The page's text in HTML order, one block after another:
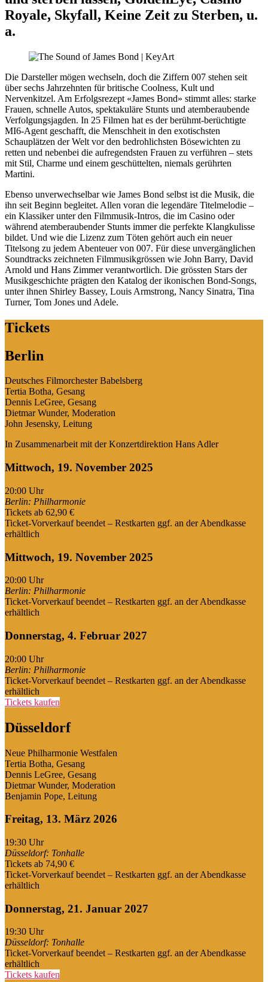
Royale, Skyfall, Keine Zeit zu Sterben, u.
a.
Die Darsteller mögen wechseln, doch die Ziffern 007 stehen seit
über sechs Jahrzehnten für britische Coolness, Kult und
Nervenkitzel. Am Erfolgsrezept «James Bond» stimmt alles: starke
Frauen, schnelle Autos, spektakuläre Stunts und atemberaubende
Verfolgungsjagden. In 25 Filmen hat es der berühmt-berüchtigte
MI6-Agent geschafft, die Menschheit in den exotischsten
Schauplätzen der Welt vor den bedrohlichsten Bösewichten zu
retten und nebenbei die aufregendsten Frauen zu verführen – stets
mit Stil, Charme und einem geschüttelten, niemals gerührten
Martini.
Ebenso unverwechselbar wie James Bond selbst ist die Musik, die
ihn seit Beginn begleitet. Allen voran die legendäre Titelmelodie –
ein Klassiker unter den Filmmusik-Intros, die im Casino oder
während atemberaubender Stunts immer die perfekte Klangkulisse
bildet. Und wie die Lizenz zum Töten gehört auch ein neuer
Titelsong zu jedem Abenteuer von 007. Für diese unvergänglichen
Soundtracks zeichneten Filmmusikgrössen wie John Barry, David
Arnold und Hans Zimmer verantwortlich. Die grössten Stars der
Musikgeschichte prägten den Katalog der ikonischen Bond-Songs,
unter ihnen Shirley Bassey, Louis Armstrong, Nancy Sinatra, Tina
Turner, Tom Jones und Adele.
Tickets
Berlin
Deutsches Filmorchester Babelsberg
Tertia Botha, Gesang
Dennis LeGree, Gesang
Dietmar Wunder, Moderation
John Jesensky, Leitung
In Zusammenarbeit mit der Konzertdirektion Hans Adler
Mittwoch, 19. November 2025
20:00 Uhr
Berlin: Philharmonie
Tickets ab 62,90 €
Ticket-Vorverkauf beendet – Restkarten ggf. an der Abendkasse
erhältlich
Mittwoch, 19. November 2025
20:00 Uhr
Berlin: Philharmonie
Ticket-Vorverkauf beendet – Restkarten ggf. an der Abendkasse
erhältlich
Donnerstag, 4. Februar 2027
20:00 Uhr
Berlin: Philharmonie
Ticket-Vorverkauf beendet – Restkarten ggf. an der Abendkasse
erhältlich
Tickets kaufen
Düsseldorf
Neue Philharmonie Westfalen
Tertia Botha, Gesang
Dennis LeGree, Gesang
Dietmar Wunder, Moderation
Benjamin Pope, Leitung
Freitag, 13. März 2026
19:30 Uhr
Düsseldorf: Tonhalle
Tickets ab 74,90 €
Ticket-Vorverkauf beendet – Restkarten ggf. an der Abendkasse
erhältlich
Donnerstag, 21. Januar 2027
19:30 Uhr
Düsseldorf: Tonhalle
Ticket-Vorverkauf beendet – Restkarten ggf. an der Abendkasse
erhältlich
Tickets kaufen